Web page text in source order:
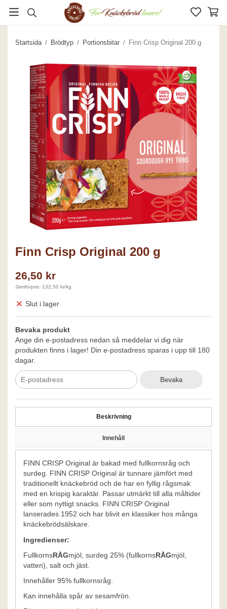
Startsida / Brödtyp / Portionsbitar / Finn Crisp Original 200 g
Finn Crisp Original 200 g
26,50 kr
Jämförpris: 132,50 kr/kg
Slut i lager
Bevaka produkt
Ange din e-postadress nedan så meddelar vi dig när
produkten finns i lager! Din e-postadress sparas i upp till 180
dagar.
Bevaka
Beskrivning
Innehåll
FINN CRISP Original är bakad med fullkornsråg och
surdeg. FINN CRISP Original är tunnare jämfört med
traditionellt knäckebröd och de har en fyllig rågsmak
med en krispig karaktär. Passar utmärkt till alla måltider
eller som nyttigt snacks. FINN CRISP Original
lanserades 1952 och har blivit en klassiker hos många
knäckebrödsälskare.
Ingredienser:
FullkornsRÅGmjöl, surdeg 25% (fullkornsRÅGmjöl,
vatten), salt och jäst.
Innehåller 95% fullkornsråg.
Kan innehålla spår av sesamfrön.